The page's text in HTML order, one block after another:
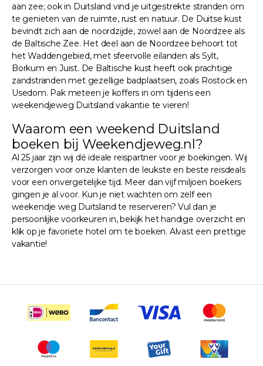
aan zee; ook in Duitsland vind je uitgestrekte stranden om
te genieten van de ruimte, rust en natuur. De Duitse kust
bevindt zich aan de noordzijde, zowel aan de Noordzee als
de Baltische Zee. Het deel aan de Noordzee behoort tot
het Waddengebied, met sfeervolle eilanden als Sylt,
Borkum en Juist. De Baltische kust heeft ook prachtige
zandstranden met gezellige badplaatsen, zoals Rostock en
Usedom. Pak meteen je koffers in om tijdens een
weekendjeweg Duitsland vakantie te vieren!
Waarom een weekend Duitsland
boeken bij Weekendjeweg.nl?
Al 25 jaar zijn wij dé ideale reispartner voor je boekingen. Wij
verzorgen voor onze klanten de leukste en beste reisdeals
voor een onvergetelijke tijd. Meer dan vijf miljoen boekers
gingen je al voor. Kun je niet wachten om zelf een
weekendje weg Duitsland te reserveren? Vul dan je
persoonlijke voorkeuren in, bekijk het handige overzicht en
klik op je favoriete hotel om te boeken. Alvast een prettige
vakantie!